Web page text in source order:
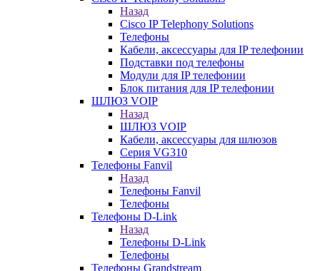
Назад
Cisco IP Telephony Solutions
Телефоны
Кабели, аксессуары для IP телефонии
Подставки под телефоны
Модули для IP телефонии
Блок питания для IP телефонии
ШЛЮЗ VOIP
Назад
ШЛЮЗ VOIP
Кабели, аксессуары для шлюзов
Серия VG310
Телефоны Fanvil
Назад
Телефоны Fanvil
Телефоны
Телефоны D-Link
Назад
Телефоны D-Link
Телефоны
Телефоны Grandstream